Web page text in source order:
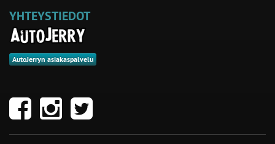
YHTEYSTIEDOT
AutoJerryn asiakaspalvelu